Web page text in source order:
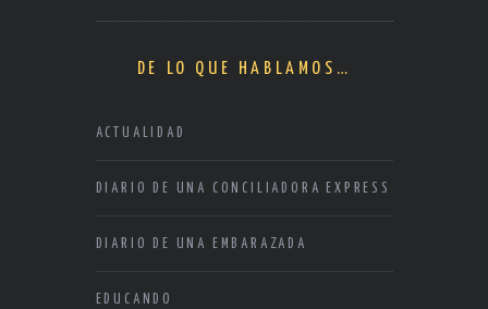
DE LO QUE HABLAMOS…
ACTUALIDAD
DIARIO DE UNA CONCILIADORA EXPRESS
DIARIO DE UNA EMBARAZADA
EDUCANDO